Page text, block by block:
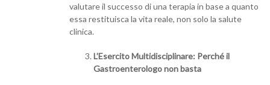
valutare il successo di una terapia in base a quanto
essa restituisca la vita reale, non solo la salute
clinica.
L’Esercito Multidisciplinare: Perché il
Gastroenterologo non basta